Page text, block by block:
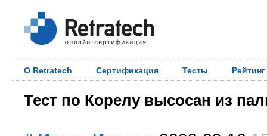
О Retratech Сертификация Тесты Рейтинг
Тест по Корелу высосан из